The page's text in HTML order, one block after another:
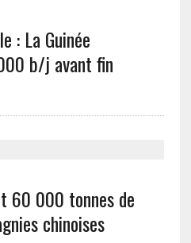
: La Guinée
b/j avant fin
60 000 tonnes de
chinoises